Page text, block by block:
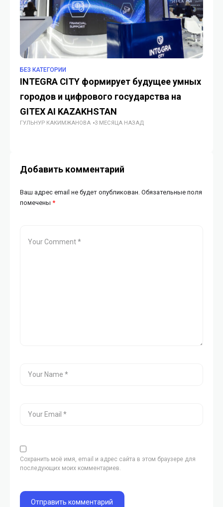
БЕЗ КАТЕГОРИИ
INTEGRA CITY формирует будущее умных
городов и цифрового государства на
GITEX AI KAZAKHSTAN
ГУЛЬНУР КАКИМЖАНОВА 3 МЕСЯЦА НАЗАД
Добавить комментарий
Ваш адрес email не будет опубликован. Обязательные поля
помечены *
Сохранить моё имя, email и адрес сайта в этом браузере для
последующих моих комментариев.